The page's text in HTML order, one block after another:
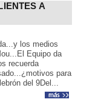
A
los medios
Equipo da
recuerda
para
del 9Del...